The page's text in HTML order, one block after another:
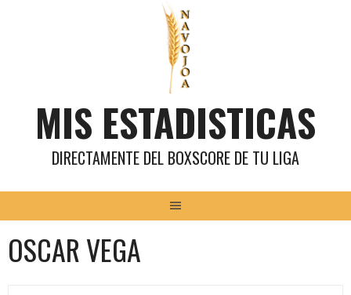
MIS ESTADISTICAS
DIRECTAMENTE DEL BOXSCORE DE TU LIGA
OSCAR VEGA